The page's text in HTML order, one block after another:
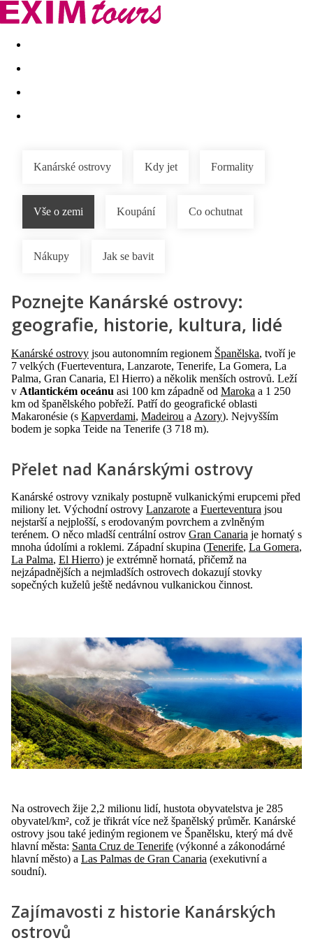
Akční nabídky Last minute
Kanárské ostrovy Kdy jet Formality
Vše o zemi Koupání Co ochutnat
Nákupy Jak se bavit
Poznejte Kanárské ostrovy:
geografie, historie, kultura, lidé
Kanárské ostrovy jsou autonomním regionem Španělska, tvoří je
7 velkých (Fuerteventura, Lanzarote, Tenerife, La Gomera, La
Palma, Gran Canaria, El Hierro) a několik menších ostrovů. Leží
v Atlantickém oceánu asi 100 km západně od Maroka a 1 250
km od španělského pobřeží. Patří do geografické oblasti
Makaronésie (s Kapverdami, Madeirou a Azory). Nejvyšším
bodem je sopka Teide na Tenerife (3 718 m).
Přelet nad Kanárskými ostrovy
Kanárské ostrovy vznikaly postupně vulkanickými erupcemi před
miliony let. Východní ostrovy Lanzarote a Fuerteventura jsou
nejstarší a nejplošší, s erodovaným povrchem a zvlněným
terénem. O něco mladší centrální ostrov Gran Canaria je hornatý s
mnoha údolími a roklemi. Západní skupina (Tenerife, La Gomera,
La Palma, El Hierro) je extrémně hornatá, přičemž na
nejzápadnějších a nejmladších ostrovech dokazují stovky
sopečných kuželů ještě nedávnou vulkanickou činnost.
Na ostrovech žije 2,2 milionu lidí, hustota obyvatelstva je 285
obyvatel/km², což je třikrát více než španělský průměr. Kanárské
ostrovy jsou také jediným regionem ve Španělsku, který má dvě
hlavní města: Santa Cruz de Tenerife (výkonné a zákonodárné
hlavní město) a Las Palmas de Gran Canaria (exekutivní a
soudní).
Zajímavosti z historie Kanárských
ostrovů